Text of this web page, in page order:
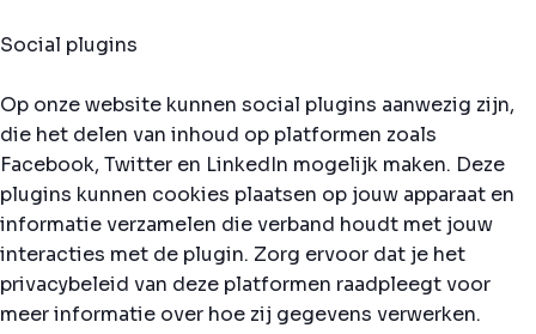
Social plugins
Op onze website kunnen social plugins aanwezig zijn,
die het delen van inhoud op platformen zoals
Facebook, Twitter en LinkedIn mogelijk maken. Deze
plugins kunnen cookies plaatsen op jouw apparaat en
informatie verzamelen die verband houdt met jouw
interacties met de plugin. Zorg ervoor dat je het
privacybeleid van deze platformen raadpleegt voor
meer informatie over hoe zij gegevens verwerken.